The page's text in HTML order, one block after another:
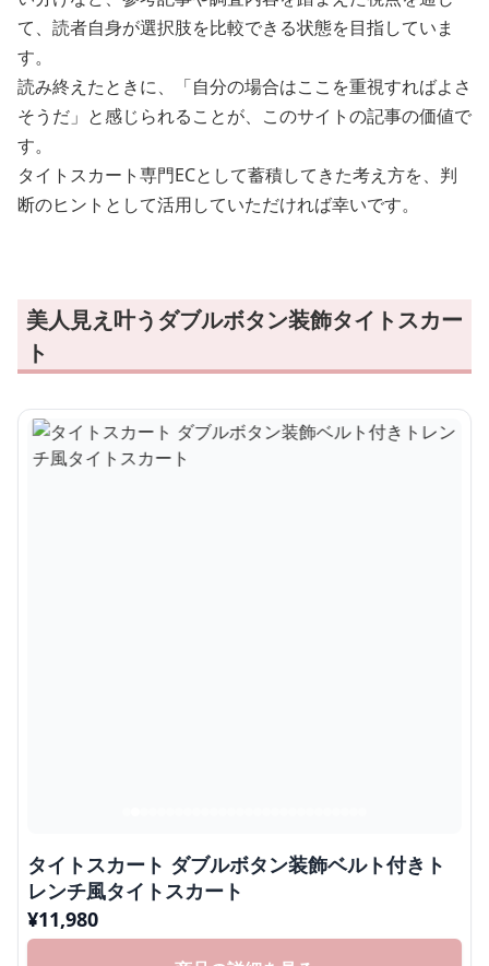
て、読者自身が選択肢を比較できる状態を目指していま
す。
読み終えたときに、「自分の場合はここを重視すればよさ
そうだ」と感じられることが、このサイトの記事の価値で
す。
タイトスカート専門ECとして蓄積してきた考え方を、判
断のヒントとして活用していただければ幸いです。
美人見え叶うダブルボタン装飾タイトスカー
ト
タイトスカート ダブルボタン装飾ベルト付きト
レンチ風タイトスカート
¥11,980